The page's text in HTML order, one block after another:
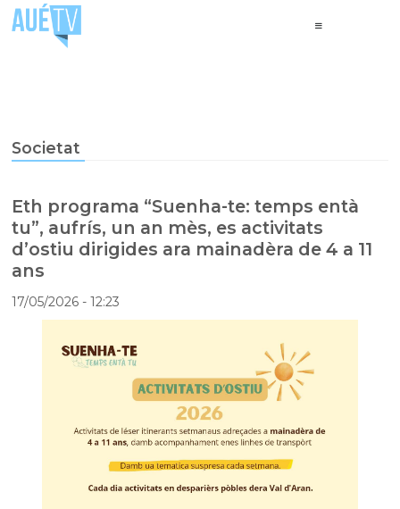
Societat
Eth programa “Suenha-te: temps entà
tu”, aufrís, un an mès, es activitats
d’ostiu dirigides ara mainadèra de 4 a 11
ans
17/05/2026- 12:23